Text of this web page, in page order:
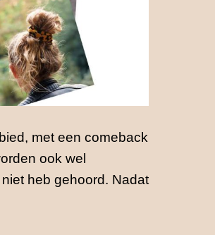
met een comeback
ook wel
heb gehoord. Nadat